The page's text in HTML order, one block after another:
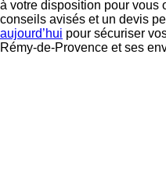
à votre disposition pour vous
conseils avisés et un devis
aujourd’hui pour sécuriser
Rémy-de-Provence et ses